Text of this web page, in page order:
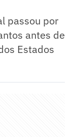
passou por
antes de
Estados